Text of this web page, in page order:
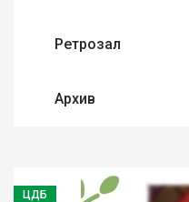
Ретрозал
Архив
ЦДБ